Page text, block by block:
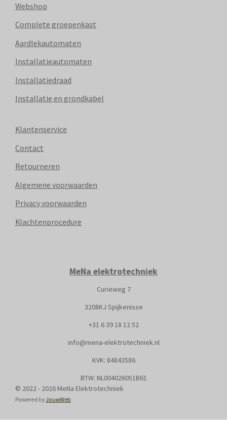
Webshop
Complete groepenkast
Aardlekautomaten
Installatieautomaten
Installatiedraad
Installatie en grondkabel
Klantenservice
Contact
Retourneren
Algemene voorwaarden
Privacy voorwaarden
Klachtenprocedure
MeNa elektrotechniek
Curieweg 7
3208KJ Spijkenisse
+31 6 39 18 12 52
info@mena-elektrotechniek.nl
KVK: 84843586
BTW: NL004026051B61
© 2022 - 2026 MeNa Elektrotechniek
Powered by JouwWeb